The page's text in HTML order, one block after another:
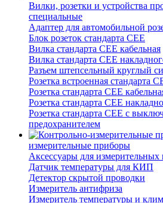
Вилки, розетки и устройства
специальные
Адаптер для автомобильной
Блок розеток стандарта CEE
Вилка стандарта CEE кабельная
Вилка стандарта CEE
Разъем штепсельный круглый
Розетка встроенная стандарта
Розетка стандарта СЕЕ
Розетка стандарта СЕЕ
Розетка стандарта СЕЕ с
предохранителем
измерительные приборы
Аксессуары для измерительных
Датчик температуры для КИП
Детектор скрытой проводки
Измеритель антифриза
Измеритель температуры и